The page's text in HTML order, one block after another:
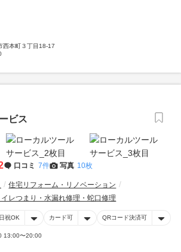
西本町３丁目18-17
ビス
口コミ 7件 写真 10枚
住宅リフォーム・リノベーション
イレつまり・水漏れ修理・蛇口修理
日祝OK カード可 QRコード決済可
13:00〜20:00